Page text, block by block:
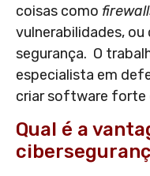
coisas como
vulnerabilidades,
segurança. O
especialista em
criar software forte
Qual é a